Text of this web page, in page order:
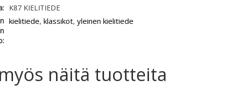
K87 KIELITIEDE
kielitiede, klassikot, yleinen kielitiede
näitä tuotteita